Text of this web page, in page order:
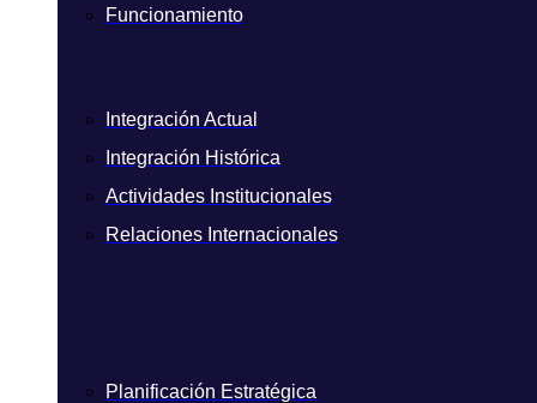
Funcionamiento
Integración Actual
Integración Histórica
Actividades Institucionales
Relaciones Internacionales
Planificación Estratégica